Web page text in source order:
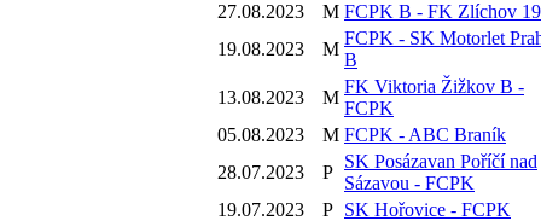
27.08.2023
M FCPK B - FK Zlíchov
19.08.2023
M
FCPK - SK Motorlet
B
13.08.2023
M
FK Viktoria Žižkov B -
FCPK
05.08.2023
M FCPK - ABC Braník
28.07.2023
P
SK Posázavan Poříčí nad
Sázavou - FCPK
19.07.2023
P SK Hořovice - FCPK